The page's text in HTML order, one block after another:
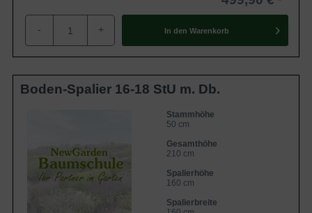
- + In den Warenkorb
Boden-Spalier 16-18 StU m. Db.
Stammhöhe
50 cm
Gesamthöhe
210 cm
Spalierhöhe
160 cm
Spalierbreite